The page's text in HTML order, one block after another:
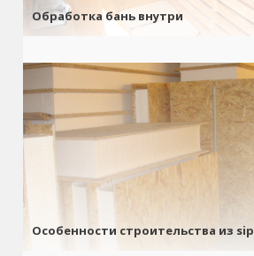
Обработка бань внутри
Особенности строительства из